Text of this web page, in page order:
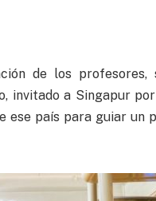
de los profesores,
invitado a Singapur
ese país para guiar un